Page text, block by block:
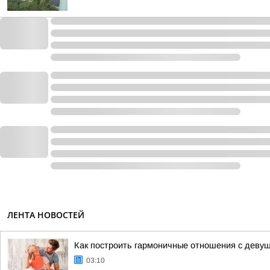
ЛЕНТА НОВОСТЕЙ
Как построить гармоничные отношения с
03:10